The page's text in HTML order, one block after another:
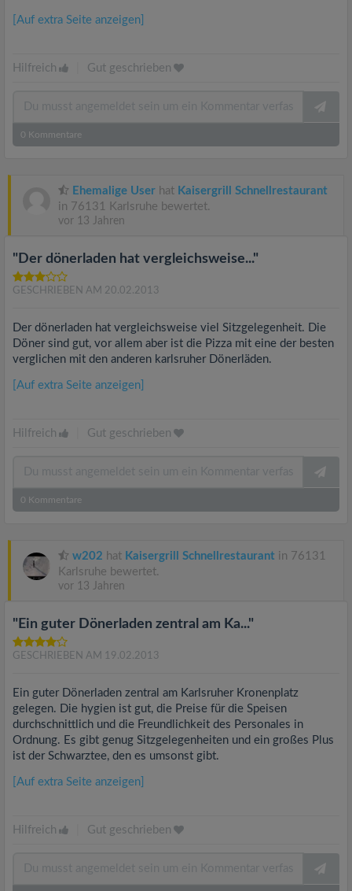
[Auf extra Seite anzeigen]
Hilfreich Gut geschrieben
0 Kommentare
Ehemalige User hat Kaisergrill Schnellrestaurant
in 76131 Karlsruhe bewertet.
vor 13 Jahren
"Der dönerladen hat vergleichsweise..."
GESCHRIEBEN AM 20.02.2013
Der dönerladen hat vergleichsweise viel Sitzgelegenheit. Die
Döner sind gut, vor allem aber ist die Pizza mit eine der besten
verglichen mit den anderen karlsruher Dönerläden.
[Auf extra Seite anzeigen]
Hilfreich Gut geschrieben
0 Kommentare
w202 hat Kaisergrill Schnellrestaurant in 76131
Karlsruhe bewertet.
vor 13 Jahren
"Ein guter Dönerladen zentral am Ka..."
GESCHRIEBEN AM 19.02.2013
Ein guter Dönerladen zentral am Karlsruher Kronenplatz
gelegen. Die hygien ist gut, die Preise für die Speisen
durchschnittlich und die Freundlichkeit des Personales in
Ordnung. Es gibt genug Sitzgelegenheiten und ein großes Plus
ist der Schwarztee, den es umsonst gibt.
[Auf extra Seite anzeigen]
Hilfreich Gut geschrieben